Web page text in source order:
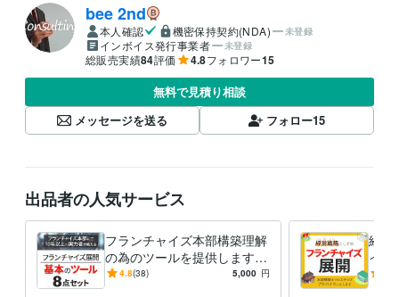
bee 2nd
本人確認 機密保持契約(NDA) 未登録
インボイス発行事業者 未登録
総販売実績84評価 4.8フォロワー15
無料で見積り相談
メッセージを送る
フォロー15
出品者の人気サービス
フランチャイズ本部構築理解
の為のツールを提供します
ご自身でフランチャイズ展開
4.8(38) 5,000 円
経営
イズ
フラ